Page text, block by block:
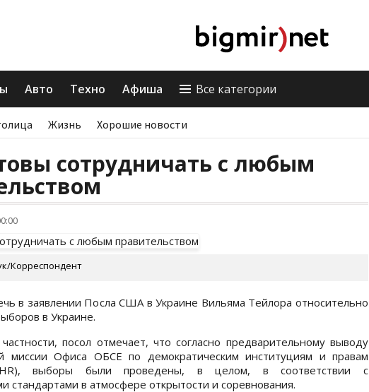
Авто Техно Афиша Все категории
Жизнь Хорошие новости
сотрудничать с любым
Корреспондент
в заявлении Посла США в Украине Вильяма Тейлора относительно
в Украине.
посол отмечает, что согласно предварительному выводу
миссии Офиса ОБСЕ по демократическим институциям и правам
выборы были проведены, в целом, в соответствии с
стандартами в атмосфере открытости и соревнования.